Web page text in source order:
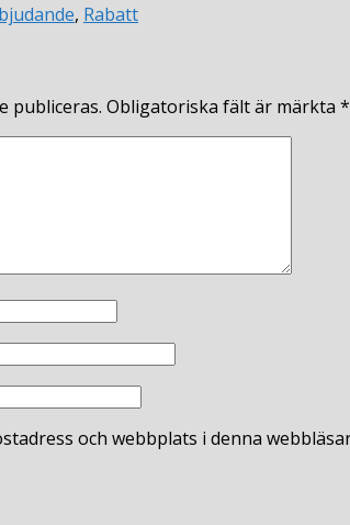
, Rabatt
publiceras. Obligatoriska fält är märkta *
och webbplats i denna